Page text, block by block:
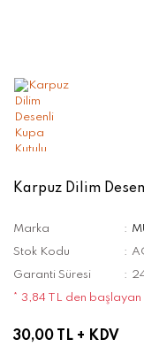
Karpuz Dilim
Marka
Stok Kodu
Garanti Süresi
* 3,84 TL den başlayan
30,00 TL + KDV